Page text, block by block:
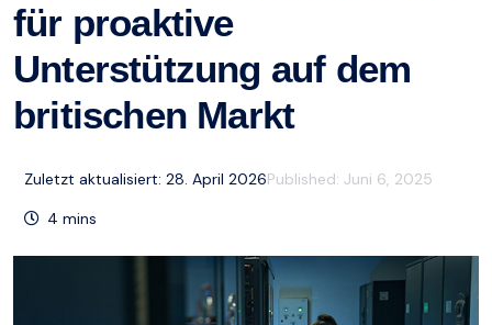
für proaktive
Unterstützung auf dem
britischen Markt
Zuletzt aktualisiert: 28. April 2026Published: Juni 6, 2025
4 mins